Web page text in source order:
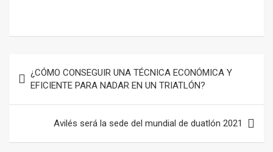
Navegación
de
entradas
¿CÓMO CONSEGUIR UNA TÉCNICA ECONÓMICA Y
EFICIENTE PARA NADAR EN UN TRIATLÓN?
Avilés será la sede del mundial de duatlón 2021